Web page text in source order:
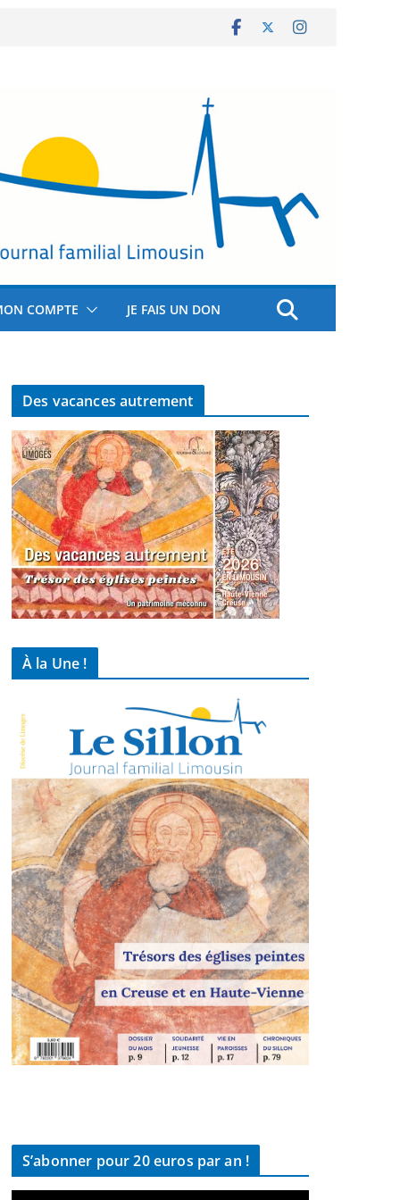
COMPTE JE FAIS UN DON
Des vacances autrement
À la Une !
S’abonner pour 20 euros par an !